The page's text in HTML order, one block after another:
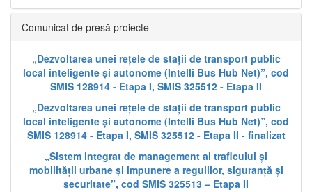
Comunicat de presă proiecte
„Dezvoltarea unei rețele de stații de transport public
local inteligente și autonome (Intelli Bus Hub Net)”, cod
SMIS 128914 - Etapa I, SMIS 325512 - Etapa II
„Dezvoltarea unei rețele de stații de transport public
local inteligente și autonome (Intelli Bus Hub Net)”, cod
SMIS 128914 - Etapa I, SMIS 325512 - Etapa II - finalizat
„Sistem integrat de management al traficului și
mobilității urbane și impunere a regulilor, siguranță și
securitate”, cod SMIS 325513 – Etapa II